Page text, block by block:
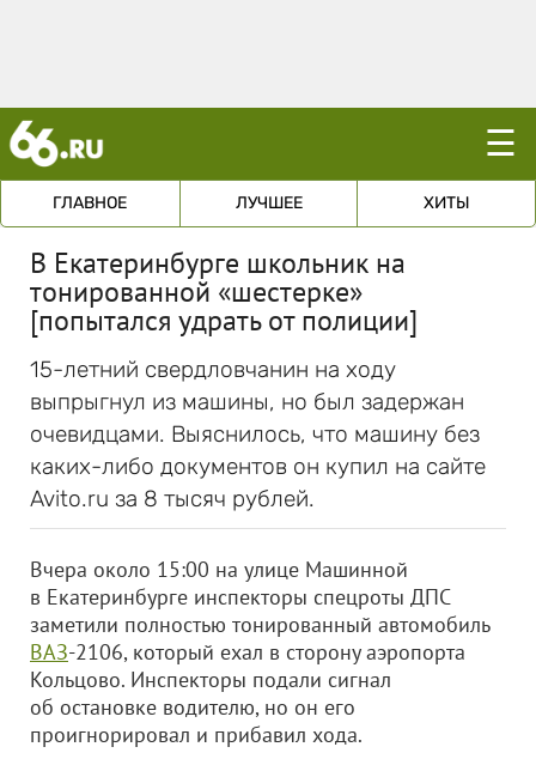
☰
ГЛАВНОЕ ЛУЧШЕЕ ХИТЫ
В Екатеринбурге школьник на
тонированной «шестерке»
[попытался удрать от полиции]
15-летний свердловчанин на ходу
выпрыгнул из машины, но был задержан
очевидцами. Выяснилось, что машину без
каких-либо документов он купил на сайте
Avito.ru за 8 тысяч рублей.
Вчера около 15:00 на улице Машинной
в Екатеринбурге инспекторы спецроты ДПС
заметили полностью тонированный автомобиль
ВАЗ-2106, который ехал в сторону аэропорта
Кольцово. Инспекторы подали сигнал
об остановке водителю, но он его
проигнорировал и прибавил хода.